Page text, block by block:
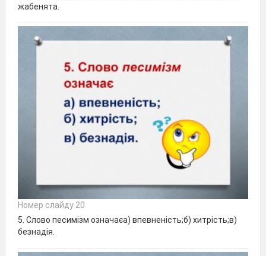
жабенята.
Номер слайду 20
5. Слово песимізм означаєа) впевненість;б) хитрість;в)
безнадія.